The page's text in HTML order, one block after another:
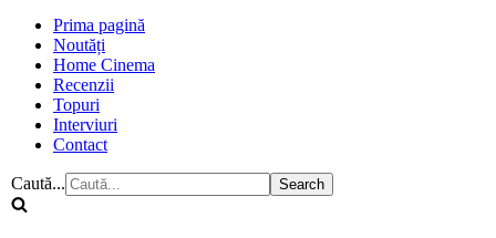
Prima pagină
Noutăți
Home Cinema
Recenzii
Topuri
Interviuri
Contact
Caută...